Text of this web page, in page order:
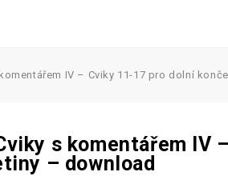
IV – Cviky 11-17 pro dolní
s komentářem IV
– download